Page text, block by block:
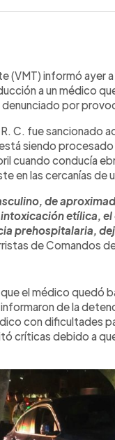
(VMT) informó ayer
a un médico
por
C. fue sancionado
siendo
cuando conducía
en las cercanías de
de
etílica,
prehospitalaria,
de Comandos
el médico quedó
informaron de la
con dificultades
críticas debido a